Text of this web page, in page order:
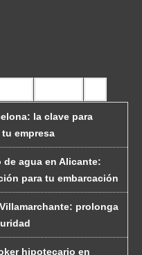
la clave para
empresa
agua en Alicante:
para tu embarcación
prolonga
hipotecario en